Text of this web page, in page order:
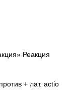
Реакция
+ лат. actio